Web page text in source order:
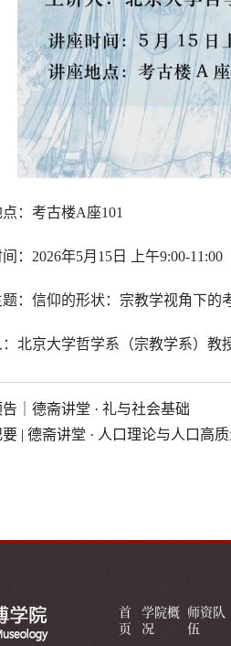
：考古楼A座101
：2026年5月15日 上午9:00-11:00
：信仰的形状：宗教学视角下的
北京大学哲学系（宗教学系）教
｜德斋讲堂 · 礼与社会基础
| 德斋讲堂 · 人口理论与人口高
首
页
学院概
况
师资队
伍